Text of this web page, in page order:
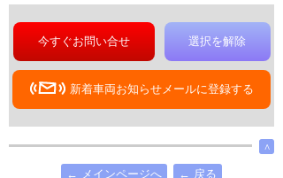
今すぐお問い合せ 選択を解除
新着車両お知らせメールに登録する
∧
← メインページへ ← 戻る